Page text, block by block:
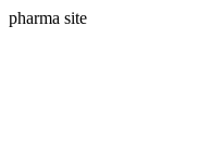
pharma site